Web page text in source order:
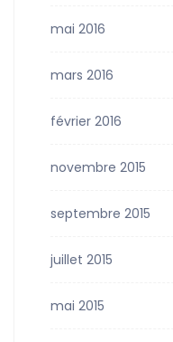
mai 2016
mars 2016
février 2016
novembre 2015
septembre 2015
juillet 2015
mai 2015